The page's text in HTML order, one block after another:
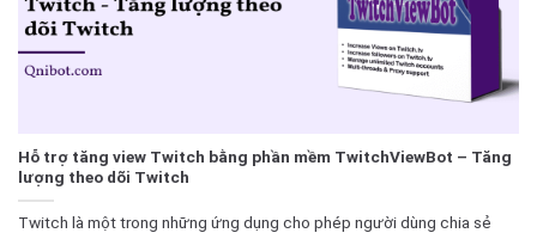
Hỗ trợ tăng view Twitch bằng phần mềm TwitchViewBot – Tăng
lượng theo dõi Twitch
Twitch là một trong những ứng dụng cho phép người dùng chia sẻ